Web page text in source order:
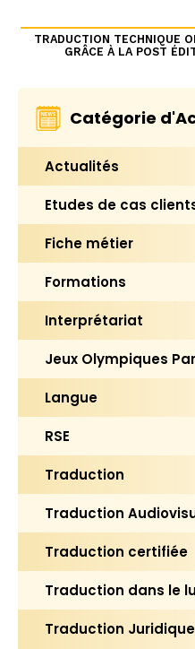
TRADUCTION TECHNIQUE
GRÂCE À LA POST
Catégorie
Actualités
Etudes de cas
Fiche métier
Formations
Interprétariat
Jeux Olympiques
Langue
RSE
Traduction
Traduction
Traduction certifiée
Traduction dans le
Traduction Juridique